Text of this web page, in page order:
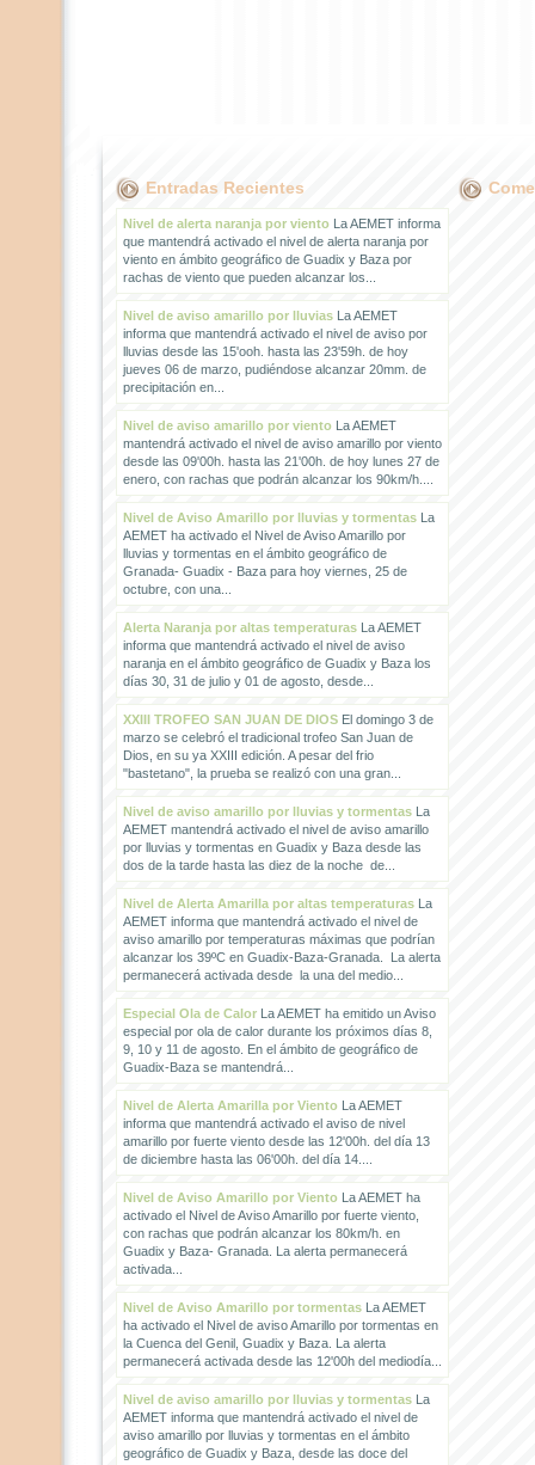
Entradas Recientes
Nivel de alerta naranja por vientoLa AEMET informa
que mantendrá activado el nivel de alerta naranja por
viento en ámbito geográfico de Guadix y Baza por
rachas de viento que pueden alcanzar los...
Nivel de aviso amarillo por lluviasLa AEMET
informa que mantendrá activado el nivel de aviso por
lluvias desde las 15'ooh. hasta las 23'59h. de hoy
jueves 06 de marzo, pudiéndose alcanzar 20mm. de
precipitación en...
Nivel de aviso amarillo por vientoLa AEMET
mantendrá activado el nivel de aviso amarillo por viento
desde las 09'00h. hasta las 21'00h. de hoy lunes 27 de
enero, con rachas que podrán alcanzar los 90km/h....
Nivel de Aviso Amarillo por lluvias y tormentasLa
AEMET ha activado el Nivel de Aviso Amarillo por
lluvias y tormentas en el ámbito geográfico de
Granada- Guadix - Baza para hoy viernes, 25 de
octubre, con una...
Alerta Naranja por altas temperaturasLa AEMET
informa que mantendrá activado el nivel de aviso
naranja en el ámbito geográfico de Guadix y Baza los
días 30, 31 de julio y 01 de agosto, desde...
XXIII TROFEO SAN JUAN DE DIOSEl domingo 3 de
marzo se celebró el tradicional trofeo San Juan de
Dios, en su ya XXIII edición. A pesar del frio
"bastetano", la prueba se realizó con una gran...
Nivel de aviso amarillo por lluvias y tormentasLa
AEMET mantendrá activado el nivel de aviso amarillo
por lluvias y tormentas en Guadix y Baza desde las
dos de la tarde hasta las diez de la noche de...
Nivel de Alerta Amarilla por altas temperaturasLa
AEMET informa que mantendrá activado el nivel de
aviso amarillo por temperaturas máximas que podrían
alcanzar los 39ºC en Guadix-Baza-Granada. La alerta
permanecerá activada desde la una del medio...
Especial Ola de CalorLa AEMET ha emitido un Aviso
especial por ola de calor durante los próximos días 8,
9, 10 y 11 de agosto. En el ámbito de geográfico de
Guadix-Baza se mantendrá...
Nivel de Alerta Amarilla por VientoLa AEMET
informa que mantendrá activado el aviso de nivel
amarillo por fuerte viento desde las 12'00h. del día 13
de diciembre hasta las 06'00h. del día 14....
Nivel de Aviso Amarillo por VientoLa AEMET ha
activado el Nivel de Aviso Amarillo por fuerte viento,
con rachas que podrán alcanzar los 80km/h. en
Guadix y Baza- Granada. La alerta permanecerá
activada...
Nivel de Aviso Amarillo por tormentasLa AEMET
ha activado el Nivel de aviso Amarillo por tormentas en
la Cuenca del Genil, Guadix y Baza. La alerta
permanecerá activada desde las 12'00h del mediodía...
Nivel de aviso amarillo por lluvias y tormentasLa
AEMET informa que mantendrá activado el nivel de
aviso amarillo por lluvias y tormentas en el ámbito
geográfico de Guadix y Baza, desde las doce del